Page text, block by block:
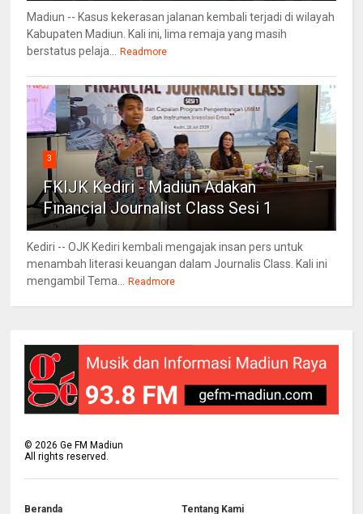
Madiun -- Kasus kekerasan jalanan kembali terjadi di wilayah
Kabupaten Madiun. Kali ini, lima remaja yang masih
berstatus pelaja...
Readmore
3
FKIJK Kediri - Madiun Adakan
Financial Journalist Class Sesi 1
Kediri -- OJK Kediri kembali mengajak insan pers untuk
menambah literasi keuangan dalam Journalis Class. Kali ini
mengambil Tema...
Readmore
©2026 Ge FM Madiun
All rights reserved.
Beranda Tentang Kami